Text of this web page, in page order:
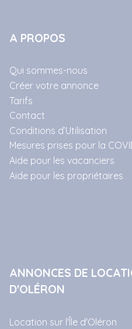
A PROPOS
Qui sommes-nous
Créer votre annonce
Tarifs
Contact
Conditions d’Utilisation
Mesures prises pour la
Aide pour les vacanciers
Aide pour les propriétaires
ANNONCES DE
D'OLÉRON
Location sur l'Île d'Oléron